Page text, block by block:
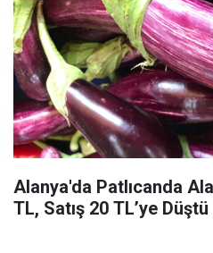
Alanya'da Patlıcanda
TL, Satış 20 TL’ye Düştü